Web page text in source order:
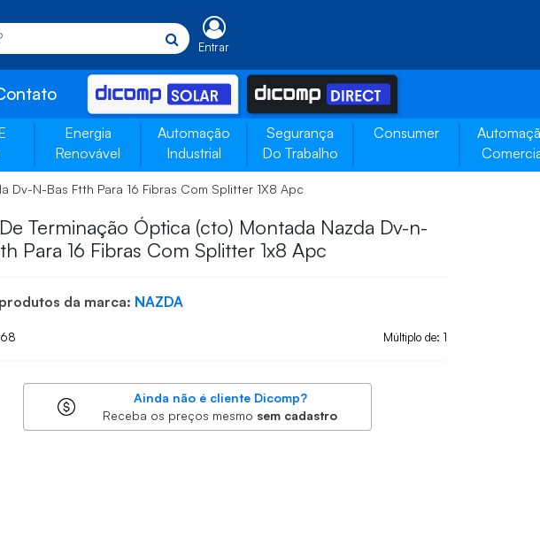
Entrar
Energia
Renovável
Automação
Industrial
Segurança
Do Trabalho
Consumer
N-Bas Ftth Para 16 Fibras Com Splitter 1X8 Apc
Terminação Óptica (cto) Montada Nazda Dv-n-
Para 16 Fibras Com Splitter 1x8 Apc
da marca: NAZDA
Múltiplo de: 1
Ainda não é cliente Dicomp?
Receba os preços mesmo sem cadastro